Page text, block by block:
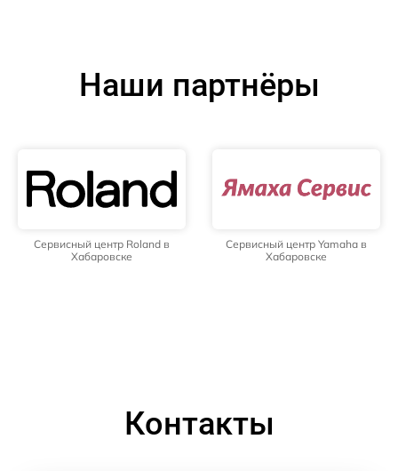
Наши партнёры
Сервисный центр Roland в
Хабаровске
Сервисный центр Yamaha в
Хабаровске
Контакты